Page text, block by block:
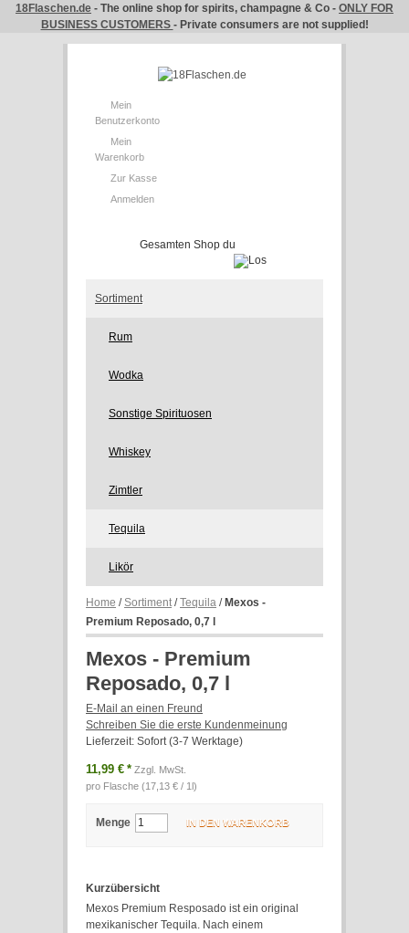
18Flaschen.de - The online shop for spirits, champagne & Co - ONLY FOR
BUSINESS CUSTOMERS - Private consumers are not supplied!
Mein
Benutzerkonto
Mein
Warenkorb
Zur Kasse
Anmelden
Sortiment
Rum
Wodka
Sonstige Spirituosen
Whiskey
Zimtler
Tequila
Likör
Home /Sortiment /Tequila / Mexos -
Premium Reposado, 0,7 l
Mexos - Premium
Reposado, 0,7 l
E-Mail an einen Freund
Schreiben Sie die erste Kundenmeinung
Lieferzeit: Sofort (3-7 Werktage)
11,99 € * Zzgl. MwSt.
pro Flasche (17,13 € / 1l)
Menge IN DEN WARENKORB
Kurzübersicht
Mexos Premium Resposado ist ein original
mexikanischer Tequila. Nach einem